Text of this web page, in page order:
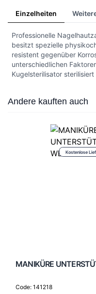
Einzelheiten
Professionelle
besitzt spezielle
resistent gegenüber
unterschiedlichen
Kugelsterilisator sterilisiert
Press to skip carousel
Andere kauften auch
Kostenlose
MANIKÜRE
Code: 141218